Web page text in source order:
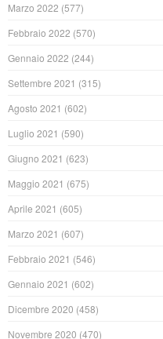
Marzo 2022 (577)
Febbraio 2022 (570)
Gennaio 2022 (244)
Settembre 2021 (315)
Agosto 2021 (602)
Luglio 2021 (590)
Giugno 2021 (623)
Maggio 2021 (675)
Aprile 2021 (605)
Marzo 2021 (607)
Febbraio 2021 (546)
Gennaio 2021 (602)
Dicembre 2020 (458)
Novembre 2020 (470)